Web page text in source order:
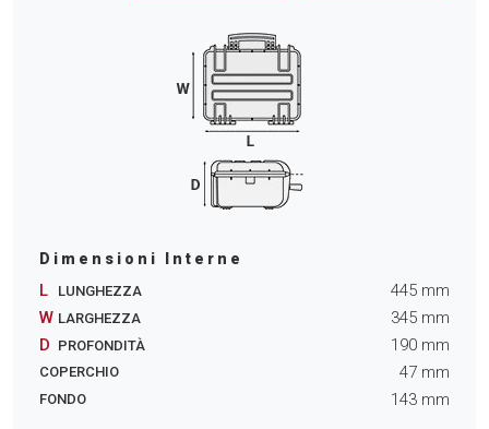
Dimensioni Interne
L LUNGHEZZA 445 mm
W LARGHEZZA 345 mm
D PROFONDITÀ 190 mm
COPERCHIO 47 mm
FONDO 143 mm